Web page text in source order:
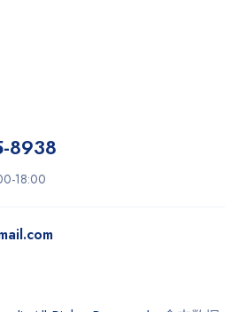
8938
18:00